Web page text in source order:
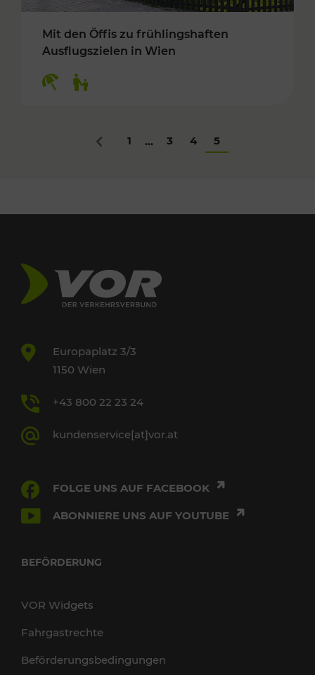
Mit den Öffis zu frühlingshaften
Ausflugszielen in Wien
Zurück
1 ... 3 4 5
Europaplatz 3/3
1150 Wien
+43 800 22 23 24
kundenservice[at]vor.at
FOLGE UNS AUF FACEBOOK
ABONNIERE UNS AUF YOUTUBE
BEFÖRDERUNG
VOR Widgets
Fahrgastrechte
Beförderungsbedingungen